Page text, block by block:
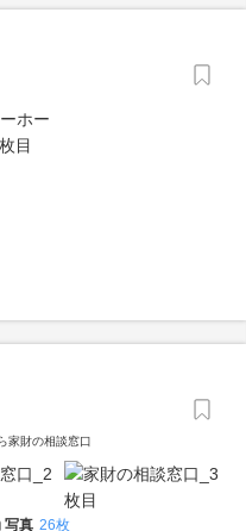
家財の相談窓口
写真 26枚